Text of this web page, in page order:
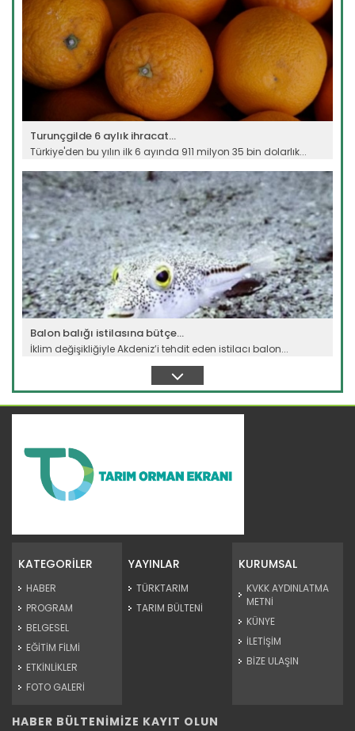
Turunçgilde 6 aylık ihracat...
Türkiye'den bu yılın ilk 6 ayında 911 milyon 35 bin dolarlık...
Devamını Oku ->
Balon balığı istilasına bütçe...
İklim değişikliğiyle Akdeniz’i tehdit eden istilacı balon...
meyve ve...
Su ürünleri ihracatında...
KATEGORİLER
HABER
PROGRAM
BELGESEL
EĞİTİM FİLMİ
ETKİNLİKLER
FOTO GALERİ
YAYINLAR
TÜRKTARIM
TARIM BÜLTENİ
KURUMSAL
KVKK AYDINLATMA
METNİ
KÜNYE
İLETİŞİM
BİZE ULAŞIN
HABER BÜLTENİMİZE KAYIT OLUN